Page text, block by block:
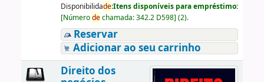
Disponibilidade:Itens disponíveis para empréstimo:
[Númerodechamada:342.2 D598] (2).
Reservar
Adicionar ao seu carrinho
Direito dos